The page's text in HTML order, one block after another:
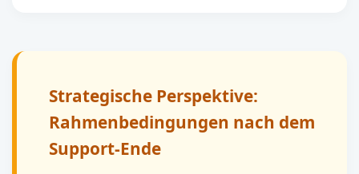
Strategische Perspektive:
Rahmenbedingungen nach dem
Support-Ende